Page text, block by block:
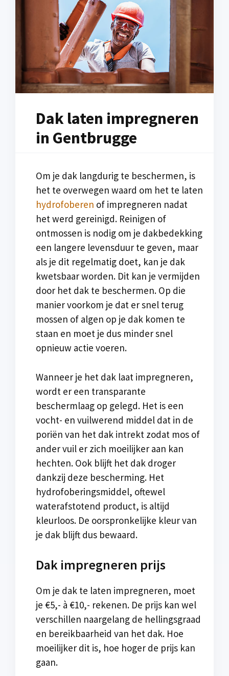
Dak laten impregneren
in Gentbrugge
Om je dak langdurig te beschermen, is
het te overwegen waard om het te laten
hydrofoberen of impregneren nadat
het werd gereinigd. Reinigen of
ontmossen is nodig om je dakbedekking
een langere levensduur te geven, maar
als je dit regelmatig doet, kan je dak
kwetsbaar worden. Dit kan je vermijden
door het dak te beschermen. Op die
manier voorkom je dat er snel terug
mossen of algen op je dak komen te
staan en moet je dus minder snel
opnieuw actie voeren.
Wanneer je het dak laat impregneren,
wordt er een transparante
beschermlaag op gelegd. Het is een
vocht- en vuilwerend middel dat in de
poriën van het dak intrekt zodat mos of
ander vuil er zich moeilijker aan kan
hechten. Ook blijft het dak droger
dankzij deze bescherming. Het
hydrofoberingsmiddel, oftewel
waterafstotend product, is altijd
kleurloos. De oorspronkelijke kleur van
je dak blijft dus bewaard.
Dak impregneren prijs
Om je dak te laten impregneren, moet
je €5,- à €10,- rekenen. De prijs kan wel
verschillen naargelang de hellingsgraad
en bereikbaarheid van het dak. Hoe
moeilijker dit is, hoe hoger de prijs kan
gaan.